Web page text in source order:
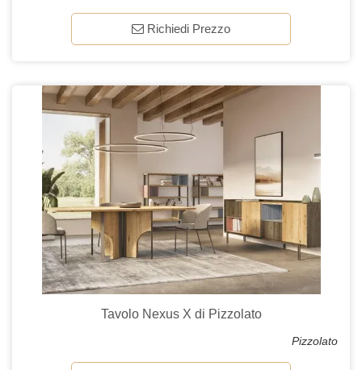
Richiedi Prezzo
Tavolo Nexus X di Pizzolato
Pizzolato